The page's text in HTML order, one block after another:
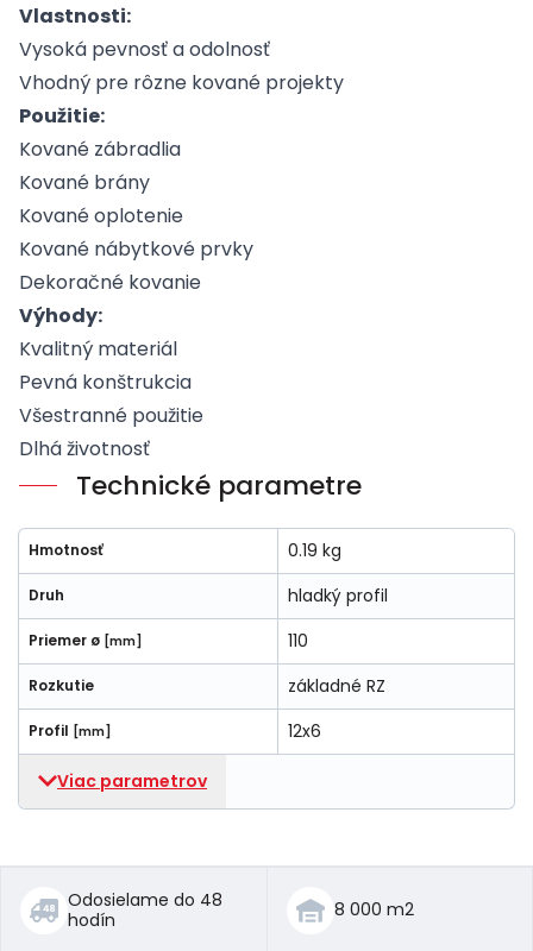
Vlastnosti:
Vysoká pevnosť a odolnosť
Vhodný pre rôzne kované projekty
Použitie:
Kované zábradlia
Kované brány
Kované oplotenie
Kované nábytkové prvky
Dekoračné kovanie
Výhody:
Kvalitný materiál
Pevná konštrukcia
Všestranné použitie
Dlhá životnosť
Technické parametre
Hmotnosť 0.19 kg
Druh hladký profil
Priemer ø [mm] 110
Rozkutie základné RZ
Profil [mm] 12x6
Viac parametrov
Odosielame do 48
hodín
8 000 m2